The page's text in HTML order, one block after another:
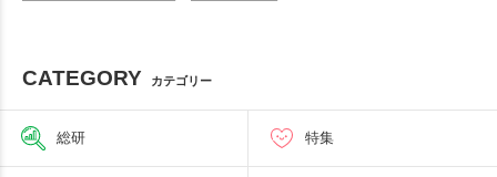
CATEGORY カテゴリー
総研 特集